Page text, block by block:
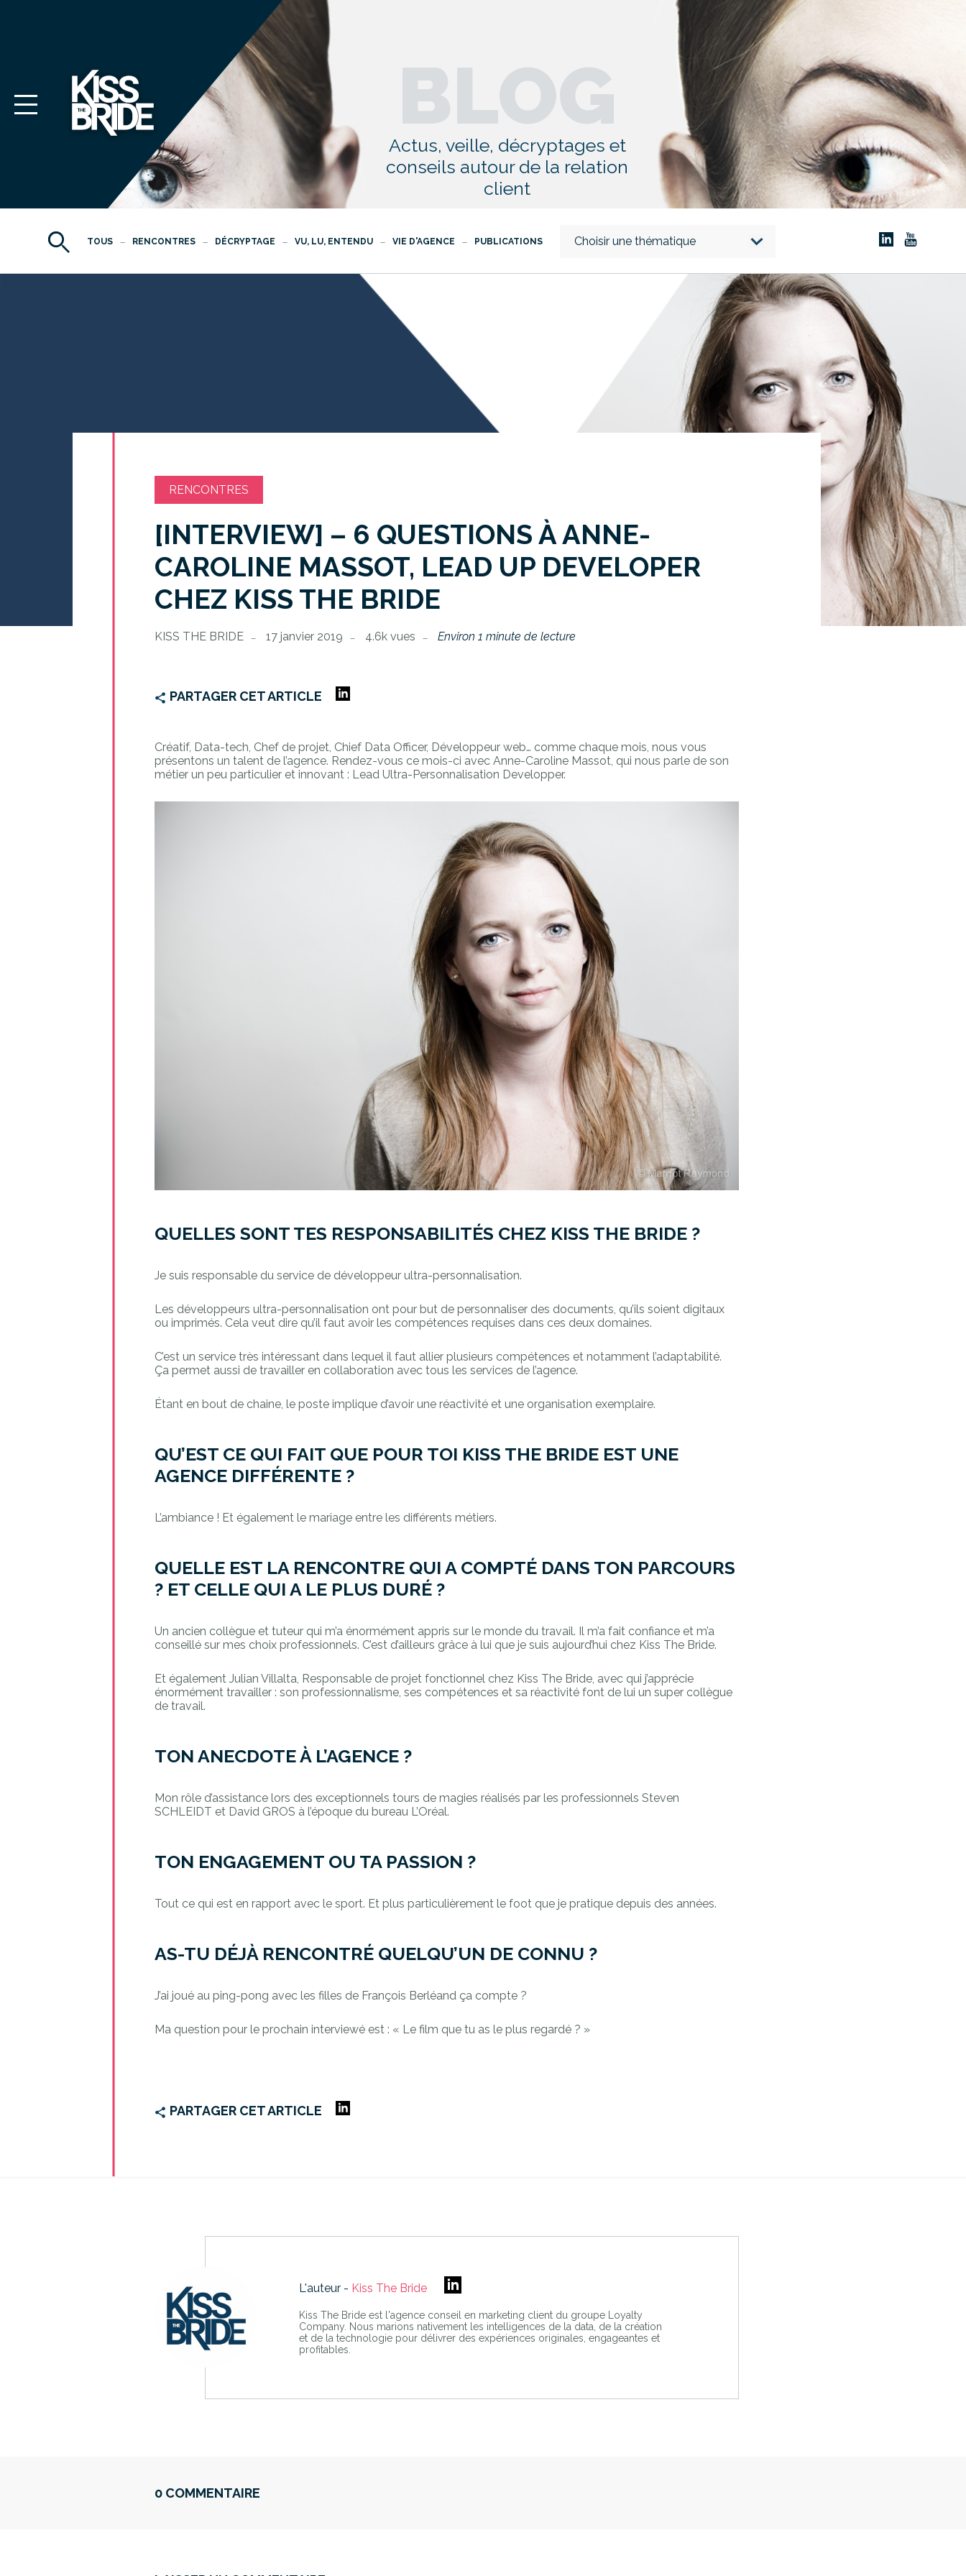
BLOG
Actus, veille, décryptages et
conseils autour de la relation
client
TOUS RENCONTRES DÉCRYPTAGE VU, LU, ENTENDU VIE D'AGENCE PUBLICATIONS Choisir une thématique
RENCONTRES
[INTERVIEW] – 6 QUESTIONS À ANNE-
CAROLINE MASSOT, LEAD UP DEVELOPER
CHEZ KISS THE BRIDE
KISS THE BRIDE 17 janvier 2019 4.6k vues Environ 1 minute de lecture
PARTAGER CET ARTICLE
Créatif, Data-tech, Chef de projet, Chief Data Officer, Développeur web… comme chaque mois, nous vous
présentons un talent de l’agence. Rendez-vous ce mois-ci avec Anne-Caroline Massot, qui nous parle de son
métier un peu particulier et innovant : Lead Ultra-Personnalisation Developper.
QUELLES SONT TES RESPONSABILITÉS CHEZ KISS THE BRIDE ?
Je suis responsable du service de développeur ultra-personnalisation.
Les développeurs ultra-personnalisation ont pour but de personnaliser des documents, qu’ils soient digitaux
ou imprimés. Cela veut dire qu’il faut avoir les compétences requises dans ces deux domaines.
C’est un service très intéressant dans lequel il faut allier plusieurs compétences et notamment l’adaptabilité.
Ça permet aussi de travailler en collaboration avec tous les services de l’agence.
Étant en bout de chaine, le poste implique d’avoir une réactivité et une organisation exemplaire.
QU’EST CE QUI FAIT QUE POUR TOI KISS THE BRIDE EST UNE
AGENCE DIFFÉRENTE ?
L’ambiance ! Et également le mariage entre les différents métiers.
QUELLE EST LA RENCONTRE QUI A COMPTÉ DANS TON PARCOURS
? ET CELLE QUI A LE PLUS DURÉ ?
Un ancien collègue et tuteur qui m’a énormément appris sur le monde du travail. Il m’a fait confiance et m’a
conseillé sur mes choix professionnels. C’est d’ailleurs grâce à lui que je suis aujourd’hui chez Kiss The Bride.
Et également Julian Villalta, Responsable de projet fonctionnel chez Kiss The Bride, avec qui j’apprécie
énormément travailler : son professionnalisme, ses compétences et sa réactivité font de lui un super collègue
de travail.
TON ANECDOTE À L’AGENCE ?
Mon rôle d’assistance lors des exceptionnels tours de magies réalisés par les professionnels Steven
SCHLEIDT et David GROS à l’époque du bureau L’Oréal.
TON ENGAGEMENT OU TA PASSION ?
Tout ce qui est en rapport avec le sport. Et plus particulièrement le foot que je pratique depuis des années.
AS-TU DÉJÀ RENCONTRÉ QUELQU’UN DE CONNU ?
J’ai joué au ping-pong avec les filles de François Berléand ça compte ?
Ma question pour le prochain interviewé est : « Le film que tu as le plus regardé ? »
PARTAGER CET ARTICLE
L'auteur - Kiss The Bride
Kiss The Bride est l'agence conseil en marketing client du groupe Loyalty
Company. Nous marions nativement les intelligences de la data, de la création
et de la technologie pour délivrer des expériences originales, engageantes et
profitables.
0 COMMENTAIRE